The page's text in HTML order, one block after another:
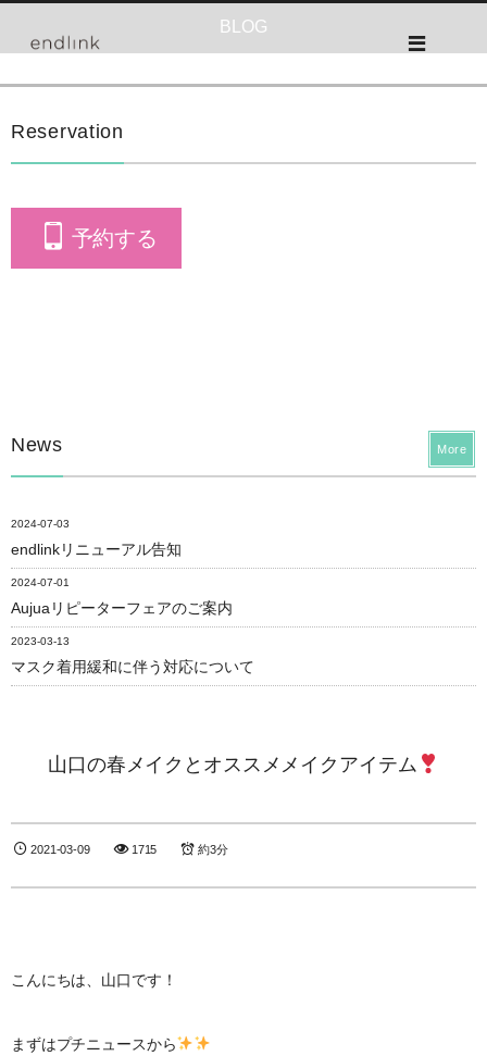
BLOG
Reservation
予約する
News
2024-07-03
endlinkリニューアル告知
2024-07-01
Aujuaリピーターフェアのご案内
2023-03-13
マスク着用緩和に伴う対応について
More
山口の春メイクとオススメメイクアイテム
2021-03-09 1715 約3分
こんにちは、山口です！
まずはプチニュースから